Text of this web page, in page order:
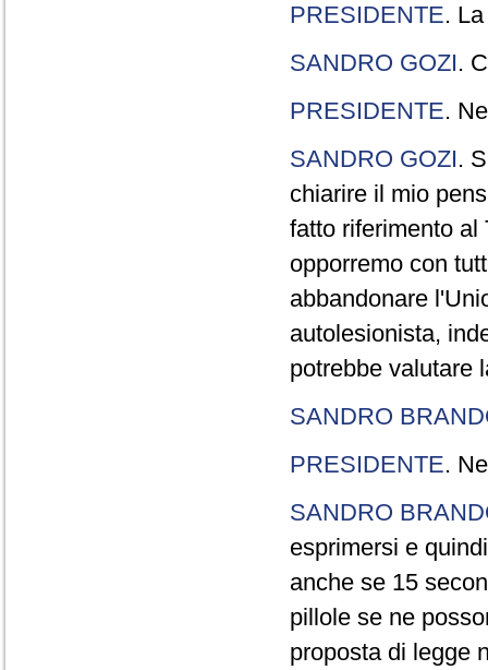
PRESIDENTE.
SANDRO GOZI.
PRESIDENTE.
SANDRO GOZI.
chiarire il mio
fatto riferimento al
opporremo con
abbandonare
autolesionista,
potrebbe valutare
SANDRO
PRESIDENTE.
SANDRO
esprimersi e
anche se 15
pillole se ne
proposta di legge